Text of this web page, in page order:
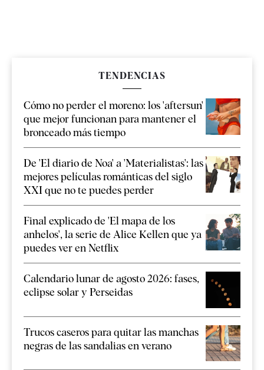
TENDENCIAS
Cómo no perder el moreno: los 'aftersun'
que mejor funcionan para mantener el
bronceado más tiempo
De 'El diario de Noa' a 'Materialistas': las
mejores películas románticas del siglo
XXI que no te puedes perder
Final explicado de 'El mapa de los
anhelos', la serie de Alice Kellen que ya
puedes ver en Netflix
Calendario lunar de agosto 2026: fases,
eclipse solar y Perseidas
Trucos caseros para quitar las manchas
negras de las sandalias en verano